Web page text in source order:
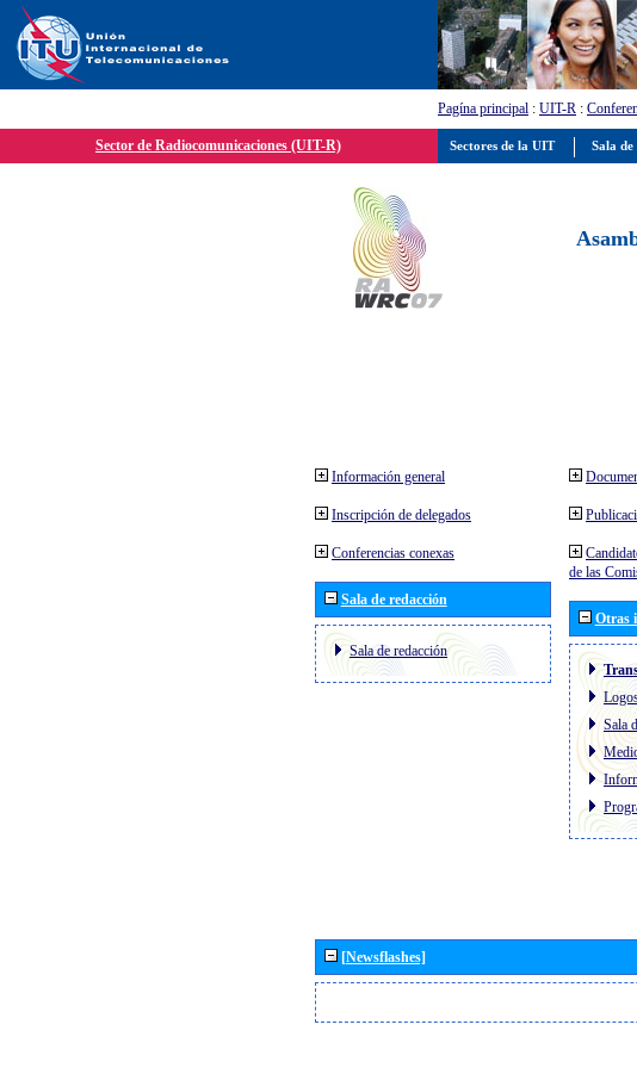
Pagína principal : UIT-R :
Sector de Radiocomunicaciones (UIT-R)
Información general
Inscripción de delegados
Conferencias conexas
Sala de redacción
Sala de redacción
de las
Otras
Sala
[Newsflashes]
Sectores de la UIT Sala de